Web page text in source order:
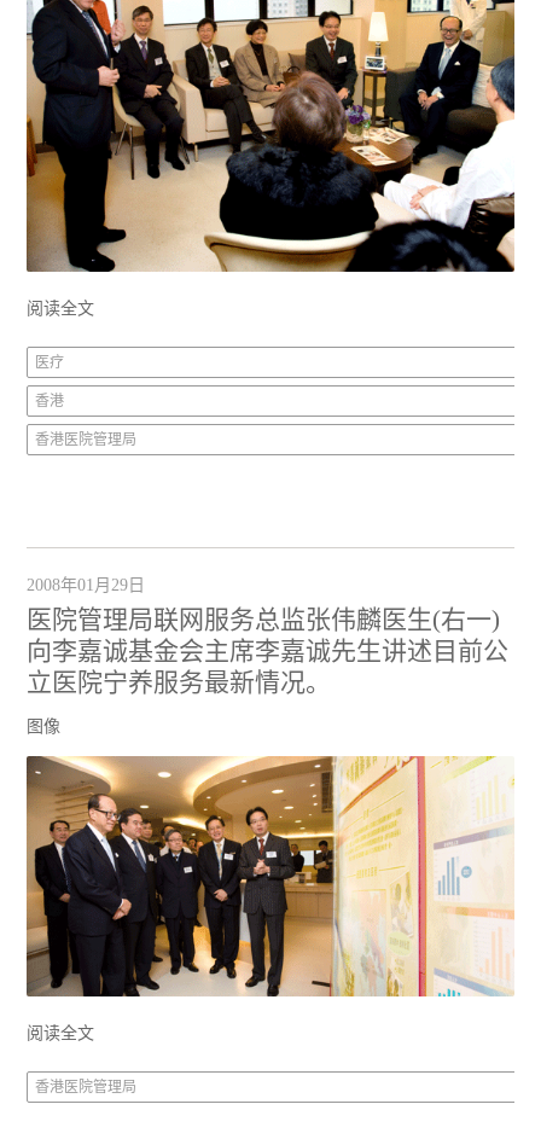
阅读全文
医疗
香港
香港医院管理局
2008年01月29日
医院管理局联网服务总监张伟麟医生(右一)
向李嘉诚基金会主席李嘉诚先生讲述目前公
立医院宁养服务最新情况。
图像
阅读全文
香港医院管理局